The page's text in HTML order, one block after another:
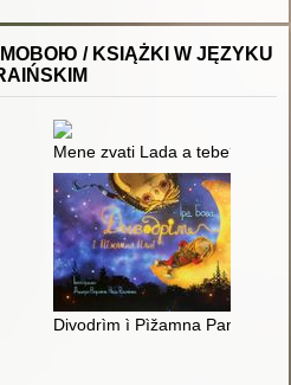
/ KSIĄŻKI W JĘZYKU
Morozenko ; Taêmnicì lìseû
Mene zvati Lada a tebe?
: proŝennâDivodrìm ì Pìžamna Panì